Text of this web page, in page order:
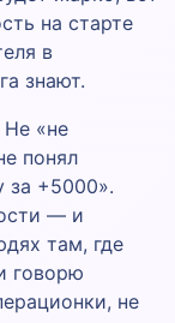
на старте
в
знают.
«не
понял
за +5000».
— и
там, где
говорю
не